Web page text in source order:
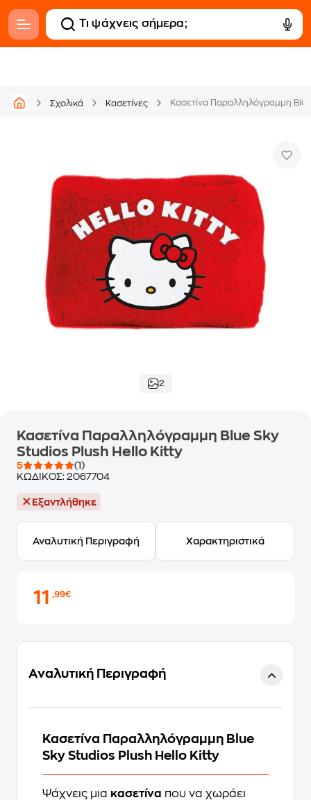
Σχολικά Κασετίνες Κασετίνα Παραλληλόγραμμη
2
Κασετίνα Παραλληλόγραμμη Blue Sky
Studios Plush Hello Kitty
5
(1)
ΚΩΔΙΚΟΣ: 2067704
Εξαντλήθηκε
Αναλυτική Περιγραφή Χαρακτηριστικά
11,99€
Αναλυτική Περιγραφή
Κασετίνα Παραλληλόγραμμη Blue
Sky Studios Plush Hello Kitty
Ψάχνεις μια κασετίνα που να χωράει